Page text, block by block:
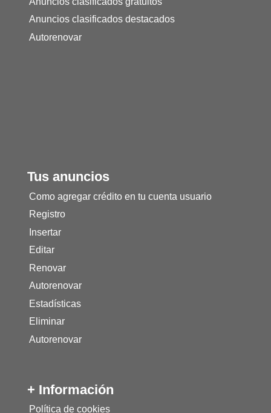
Anuncios clasificados destacados
Autorenovar
Tus anuncios
Como agregar crédito en tu cuenta usuario
Registro
Insertar
Editar
Renovar
Autorenovar
Estadísticas
Eliminar
Autorenovar
+ Información
Política de cookies